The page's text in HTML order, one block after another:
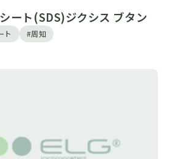
ート(SDS)ジクシス ブタン
ト
#周知